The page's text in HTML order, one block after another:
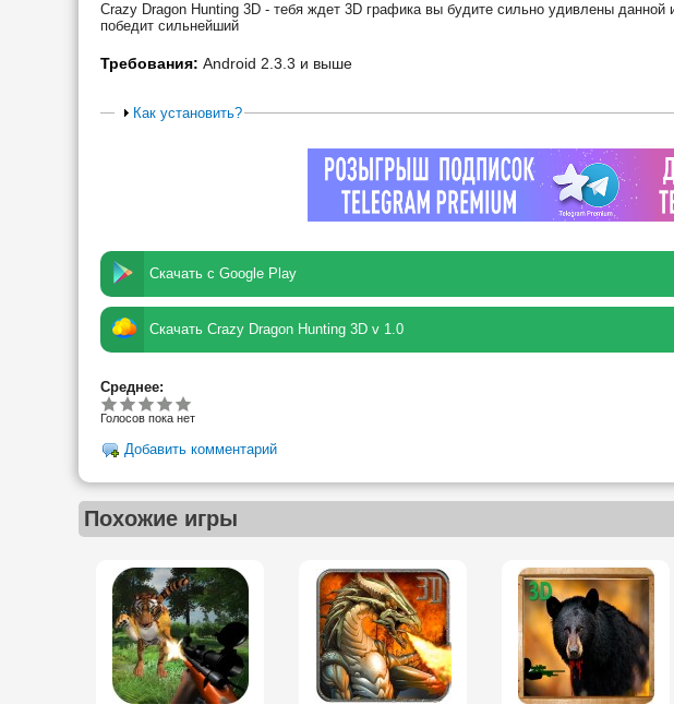
Crazy Dragon Hunting 3D - тебя ждет 3D графика вы будите сильно удивлены
победит сильнейший
Требования: Android 2.3.3 и выше
Как установить?
Скачать с Google Play
Скачать Crazy Dragon Hunting 3D v 1.0
Среднее:
Голосов пока нет
Добавить комментарий
Похожие игры